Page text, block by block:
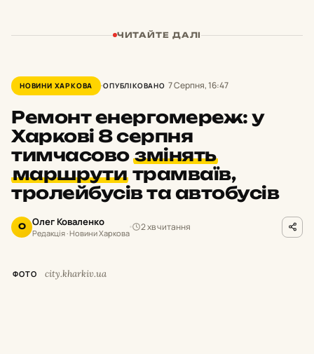
ЧИТАЙТЕ ДАЛІ
НОВИНИ ХАРКОВА ОПУБЛІКОВАНО 7 Серпня, 16:47
Ремонт енергомереж: у
Харкові 8 серпня
тимчасовозмінять
маршрутитрамваїв,
тролейбусів та автобусів
О Олег Коваленко
Редакція · Новини Харкова
2 хв читання
ФОТО city.kharkiv.ua